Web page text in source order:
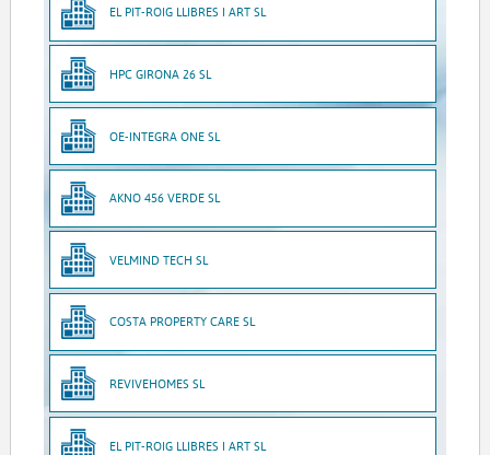
EL PIT-ROIG LLIBRES I ART SL
HPC GIRONA 26 SL
OE-INTEGRA ONE SL
AKNO 456 VERDE SL
VELMIND TECH SL
COSTA PROPERTY CARE SL
REVIVEHOMES SL
EL PIT-ROIG LLIBRES I ART SL